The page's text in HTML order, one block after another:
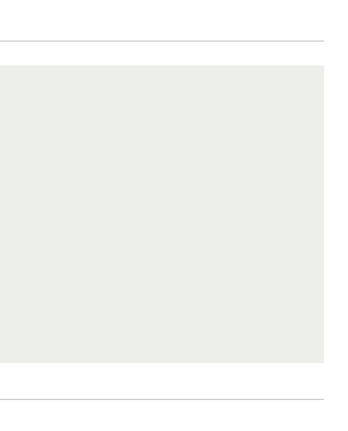
A banana é rica em